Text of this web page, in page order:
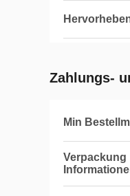
Zahlungs-
Min
Verpackung